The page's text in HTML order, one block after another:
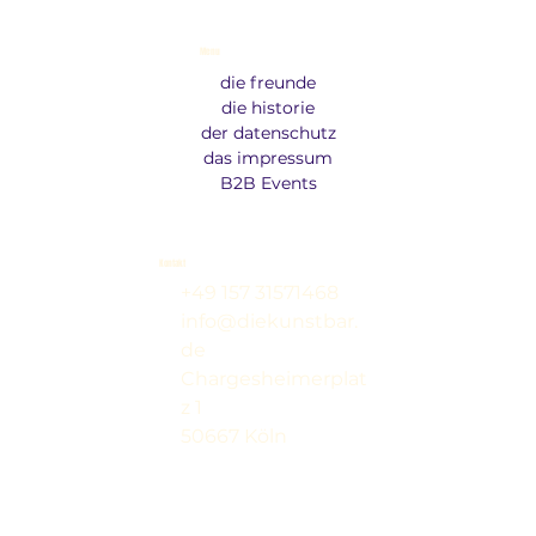
Menu
die freunde
die historie
der datenschutz
das impressum
B2B Events
Kontakt
+49 157 31571468
info@diekunstbar.
de
Chargesheimerplat
z 1
50667 Köln